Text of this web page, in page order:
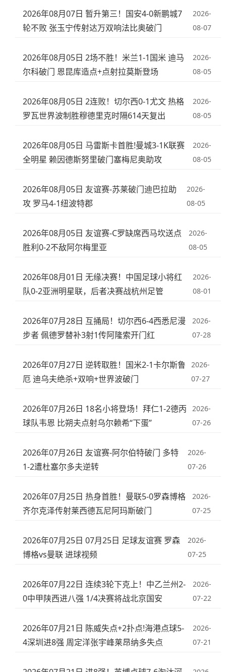
2026年08月07日 暂升第三！国安4-0新鹏城7
轮不败 张玉宁传射达万双响法比奥破门
2026-
08-07
2026年08月05日 2场不胜！米兰1-1国米 迪马
尔科破门 恩昆库造点+点射拉莫斯登场
2026-
08-05
2026年08月05日 2连败！切尔西0-1尤文 热格
罗瓦世界波制胜穆德里克时隔614天复出
2026-
08-05
2026年08月05日 马雷斯卡首胜!曼城3-1K联赛
全明星 赖因德斯努里破门塞梅尼奥助攻
2026-
08-05
2026年08月05日 友谊赛-苏莱破门迪巴拉助
攻 罗马4-1纽波特郡
2026-
08-05
2026年08月05日 友谊赛-C罗缺席西马坎送点
胜利0-2不敌阿尔梅里亚
2026-
08-05
2026年08月01日 无缘决赛！中国足球小将红
队0-2亚洲明星联，后者决赛战杭州足管
2026-
08-01
2026年07月28日 互捅局！切尔西6-4西悉尼漫
步者 佩德罗替补3射1传阿隆索开门红
2026-
07-28
2026年07月27日 逆转取胜！国米2-1卡尔斯鲁
厄 迪乌夫绝杀+双响+世界波破门
2026-
07-27
2026年07月26日 18名小将登场！拜仁1-2德丙
球队韦恩 比朔夫点射乌尔赖希“下蛋”
2026-
07-26
2026年07月26日 友谊赛-阿尔伯特破门 多特
1-2遭杜塞尔多夫逆转
2026-
07-26
2026年07月25日 热身首胜！曼联5-0罗森博格
齐尔克泽传射莱西德瓦尼阿玛斯破门
2026-
07-25
2026年07月25日 07月25日 足球友谊赛 罗森
博格vs曼联 进球视频
2026-
07-25
2026年07月22日 连续3轮下克上！中乙兰州2-
0中甲陕西进八强 1/4决赛将战北京国安
2026-
07-22
2026年07月21日 陈威失点+2扑点!海港点球5-
4深圳进8强 周定洋张宇峰莱昂纳多失点
2026-
07-21